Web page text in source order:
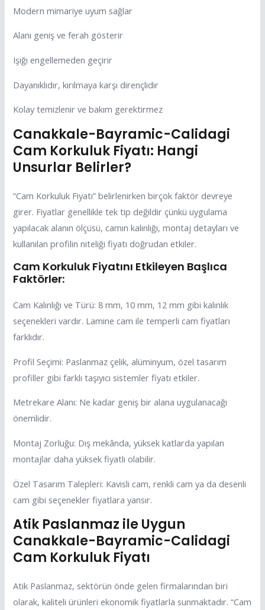
Modern mimariye uyum sağlar
Alanı geniş ve ferah gösterir
Işığı engellemeden geçirir
Dayanıklıdır, kırılmaya karşı dirençlidir
Kolay temizlenir ve bakım gerektirmez
Canakkale-Bayramic-Calidagi
Cam Korkuluk Fiyatı: Hangi
Unsurlar Belirler?
“Cam Korkuluk Fiyatı” belirlenirken birçok faktör devreye
girer. Fiyatlar genellikle tek tip değildir çünkü uygulama
yapılacak alanın ölçüsü, camın kalınlığı, montaj detayları ve
kullanılan profilin niteliği fiyatı doğrudan etkiler.
Cam Korkuluk Fiyatını Etkileyen Başlıca
Faktörler:
Cam Kalınlığı ve Türü: 8 mm, 10 mm, 12 mm gibi kalınlık
seçenekleri vardır. Lamine cam ile temperli cam fiyatları
farklıdır.
Profil Seçimi: Paslanmaz çelik, alüminyum, özel tasarım
profiller gibi farklı taşıyıcı sistemler fiyatı etkiler.
Metrekare Alanı: Ne kadar geniş bir alana uygulanacağı
önemlidir.
Montaj Zorluğu: Dış mekânda, yüksek katlarda yapılan
montajlar daha yüksek fiyatlı olabilir.
Özel Tasarım Talepleri: Kavisli cam, renkli cam ya da desenli
cam gibi seçenekler fiyatlara yansır.
Atik Paslanmaz ile Uygun
Canakkale-Bayramic-Calidagi
Cam Korkuluk Fiyatı
Atik Paslanmaz, sektörün önde gelen firmalarından biri
olarak, kaliteli ürünleri ekonomik fiyatlarla sunmaktadır. “Cam